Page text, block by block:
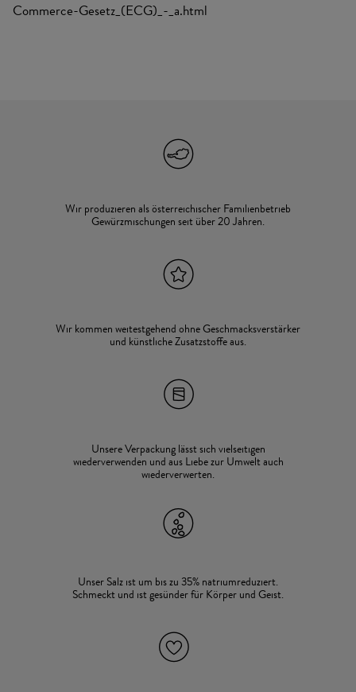
Commerce-Gesetz_(ECG)_-_a.html
Wir produzieren als österreichischer Familienbetrieb
Gewürzmischungen seit über 20 Jahren.
Wir kommen weitestgehend ohne Geschmacksverstärker
und künstliche Zusatzstoffe aus.
Unsere Verpackung lässt sich vielseitigen
wiederverwenden und aus Liebe zur Umwelt auch
wiederverwerten.
Unser Salz ist um bis zu 35% natriumreduziert.
Schmeckt und ist gesünder für Körper und Geist.